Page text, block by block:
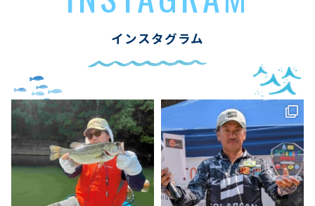
インスタグラム